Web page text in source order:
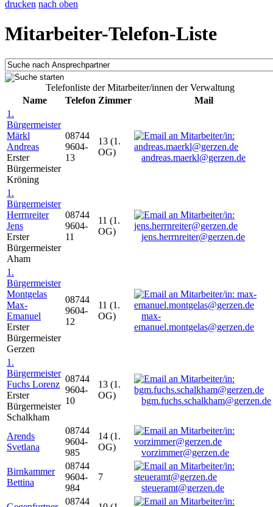
drucken nach oben
Mitarbeiter-Telefon-Liste
Telefonliste der Mitarbeiter/innen der Verwaltung
Name
Telefon Zimmer
Mail
1.
Bürgermeister
Märkl
Andreas
Erster
Bürgermeister
Kröning
08744
9604-
13
13 (1.
OG)
andreas.maerkl@gerzen.de
1.
Bürgermeister
Herrnreiter
Jens
Erster
Bürgermeister
Aham
08744
9604-
11
11 (1.
OG)
jens.herrnreiter@gerzen.de
1.
Bürgermeister
Montgelas
Max-
Emanuel
Erster
Bürgermeister
Gerzen
08744
9604-
12
11 (1.
OG)
max-
emanuel.montgelas@gerzen.de
1.
Bürgermeister
Fuchs Lorenz
Erster
Bürgermeister
Schalkham
08744
9604-
10
13 (1.
OG)
bgm.fuchs.schalkham@gerzen.de
Arends
Svetlana
08744
9604-
985
14 (1.
OG)
vorzimmer@gerzen.de
Birnkammer
Bettina
08744
9604-
984
7
steueramt@gerzen.de
08744